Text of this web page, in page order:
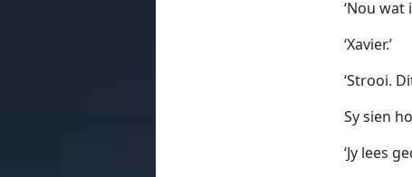
‘Nou wat
‘Xavier.’
‘Strooi.
Sy sien
‘Jy lees